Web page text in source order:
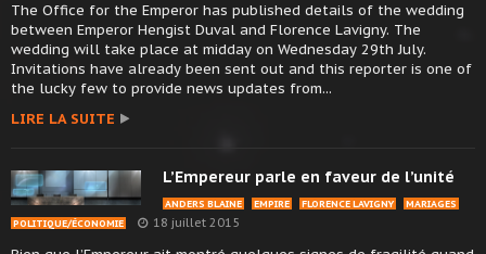
The Office for the Emperor has published details of the wedding
between Emperor Hengist Duval and Florence Lavigny. The
wedding will take place at midday on Wednesday 29th July.
Invitations have already been sent out and this reporter is one of
the lucky few to provide news updates from...
LIRE LA SUITE
L’Empereur parle en faveur de l’unité
ANDERS BLAINE EMPIRE FLORENCE LAVIGNY
MARIAGES
POLITIQUE/ÉCONOMIE
18 juillet 2015